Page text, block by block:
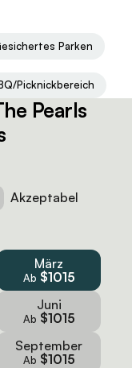
Parken
Picknickbereich
Pearls
Akzeptabel
März
Ab $1015
Juni
Ab $1015
September
Ab $1015